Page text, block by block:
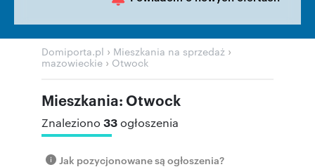
Domiporta.pl › Mieszkania na sprzedaż ›
mazowieckie › Otwock
Mieszkania: Otwock
Znaleziono 33ogłoszenia
Jak pozycjonowane są ogłoszenia?